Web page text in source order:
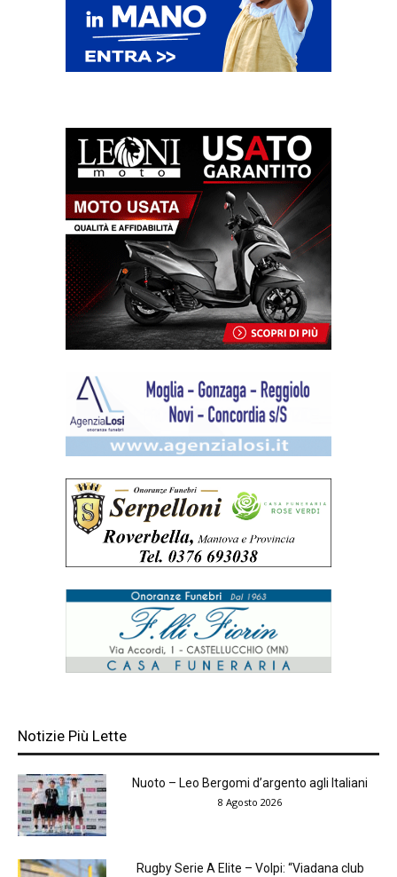
Notizie Più Lette
Nuoto – Leo Bergomi d’argento agli Italiani
8 Agosto 2026
Rugby Serie A Elite – Volpi: “Viadana club